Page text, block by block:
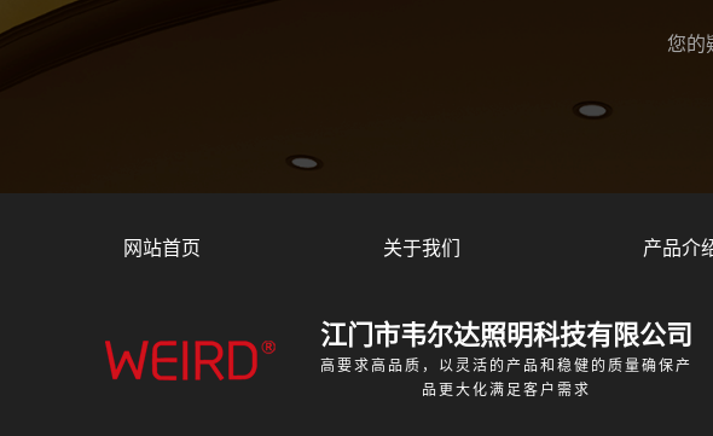
您的
网站首页 关于我们 产品介
江门市韦尔达照明科技有限公司
高要求高品质，以灵活的产品和稳健的质量确保产
品更大化满足客户需求